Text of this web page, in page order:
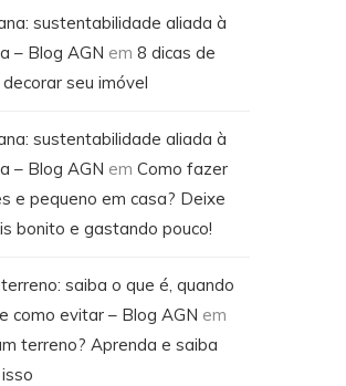
sustentabilidade aliada à
– Blog AGN em 8 dicas de
seu imóvel
sustentabilidade aliada à
– Blog AGN em Como fazer
e pequeno em casa? Deixe
bonito e gastando pouco!
saiba o que é, quando
como evitar – Blog AGN em
terreno? Aprenda e saiba